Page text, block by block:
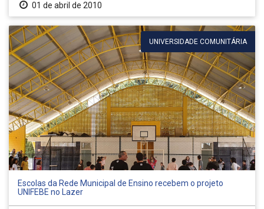
01 de abril de 2010
UNIVERSIDADE COMUNITÁRIA
Escolas da Rede Municipal de Ensino recebem o projeto
UNIFEBE no Lazer